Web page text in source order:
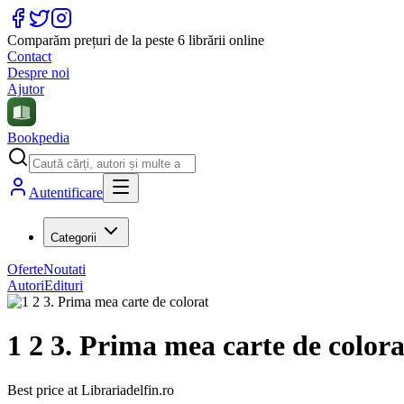
Comparăm prețuri de la peste 6 librării online
Contact
Despre noi
Ajutor
Bookpedia
Autentificare
Categorii
OferteNoutati
AutoriEdituri
1 2 3. Prima mea carte de
Best price at Librariadelfin.ro